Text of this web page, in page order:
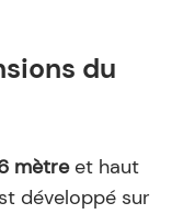
du
mètreet haut
développé sur